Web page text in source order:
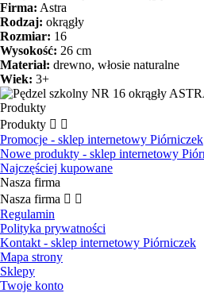
Firma: Astra
Rodzaj: okrągły
Rozmiar: 16
Wysokość: 26 cm
Materiał: drewno, włosie naturalne
Wiek: 3+
Produkty
Produkty  
Promocje - sklep internetowy Piórniczek
Nowe produkty - sklep internetowy
Najczęściej kupowane
Nasza firma
Nasza firma  
Regulamin
Polityka prywatności
Kontakt - sklep internetowy Piórniczek
Mapa strony
Sklepy
Twoje konto